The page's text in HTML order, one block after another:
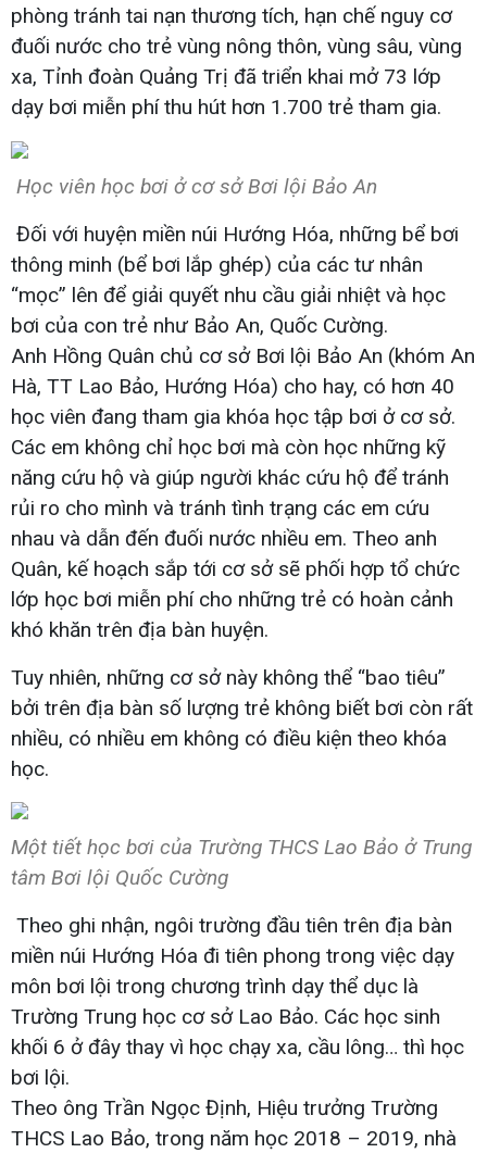
phòng tránh tai nạn thương tích, hạn chế nguy cơ
đuối nước cho trẻ vùng nông thôn, vùng sâu, vùng
xa, Tỉnh đoàn Quảng Trị đã triển khai mở 73 lớp
dạy bơi miễn phí thu hút hơn 1.700 trẻ tham gia.
Học viên học bơi ở cơ sở Bơi lội Bảo An
Đối với huyện miền núi Hướng Hóa, những bể bơi
thông minh (bể bơi lắp ghép) của các tư nhân
“mọc” lên để giải quyết nhu cầu giải nhiệt và học
bơi của con trẻ như Bảo An, Quốc Cường.
Anh Hồng Quân chủ cơ sở Bơi lội Bảo An (khóm An
Hà, TT Lao Bảo, Hướng Hóa) cho hay, có hơn 40
học viên đang tham gia khóa học tập bơi ở cơ sở.
Các em không chỉ học bơi mà còn học những kỹ
năng cứu hộ và giúp người khác cứu hộ để tránh
rủi ro cho mình và tránh tình trạng các em cứu
nhau và dẫn đến đuối nước nhiều em. Theo anh
Quân, kế hoạch sắp tới cơ sở sẽ phối hợp tổ chức
lớp học bơi miễn phí cho những trẻ có hoàn cảnh
khó khăn trên địa bàn huyện.
Tuy nhiên, những cơ sở này không thể “bao tiêu”
bởi trên địa bàn số lượng trẻ không biết bơi còn rất
nhiều, có nhiều em không có điều kiện theo khóa
học.
Một tiết học bơi của Trường THCS Lao Bảo ở Trung
tâm Bơi lội Quốc Cường
Theo ghi nhận, ngôi trường đầu tiên trên địa bàn
miền núi Hướng Hóa đi tiên phong trong việc dạy
môn bơi lội trong chương trình dạy thể dục là
Trường Trung học cơ sở Lao Bảo. Các học sinh
khối 6 ở đây thay vì học chạy xa, cầu lông… thì học
bơi lội.
Theo ông Trần Ngọc Định, Hiệu trưởng Trường
THCS Lao Bảo, trong năm học 2018 – 2019, nhà